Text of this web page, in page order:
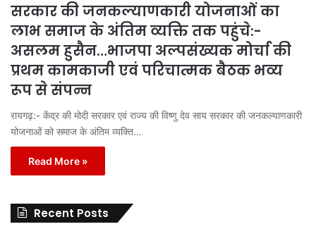
सरकार की जनकल्याणकारी योजनाओं का
लाभ समाज के अंतिम व्यक्ति तक पहुंचे:-
असलम हुसैन…भाजपा अल्पसंख्यक मोर्चा की
प्रथम कामकाजी एवं परिचात्मक बैठक भव्य
रूप से संपन्न
रायगढ़:- केंद्र की मोदी सरकार एवं राज्य की विष्णु देव साय सरकार की जनकल्याणकारी
योजनाओं को समाज के अंतिम व्यक्ति…
Read More »
Recent Posts